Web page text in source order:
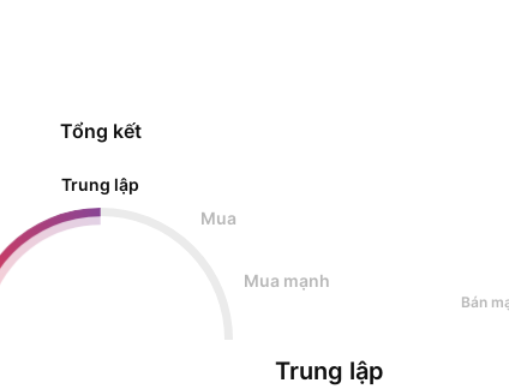
Tổng kết
Trung lập
Mua
Mua mạnh
Trung lập
Bán